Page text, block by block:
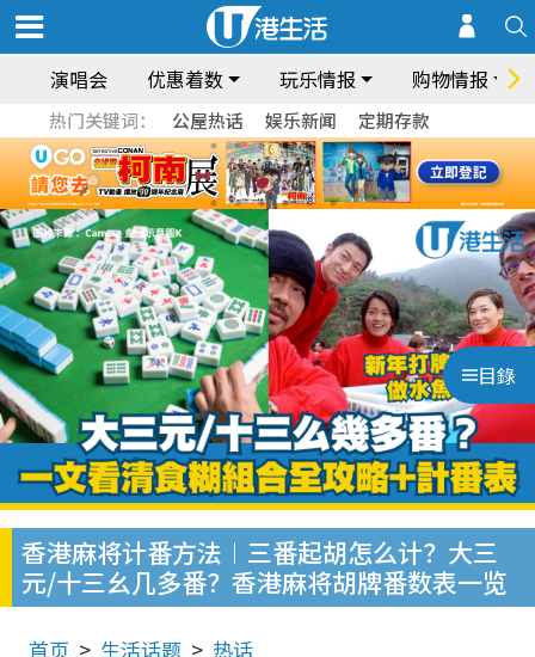
演唱会 优惠着数 玩乐情报 购物情报
热门关键词： 公屋热话 娱乐新闻 定期存款
目錄
香港麻将计番方法︱三番起胡怎么计？大三
元/十三幺几多番？香港麻将胡牌番数表一览
首页 生活话题 热话